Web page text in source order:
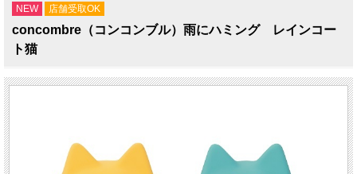
NEW 店舗受取OK
concombre（コンコンブル）雨にハミング レインコー
ト猫